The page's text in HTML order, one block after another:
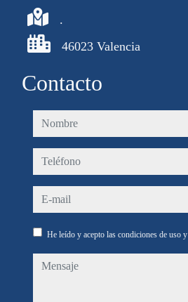
.
46023 Valencia
Contacto
nombre
teléfono
e-mail
He leído y acepto las condiciones de uso y
mensaje